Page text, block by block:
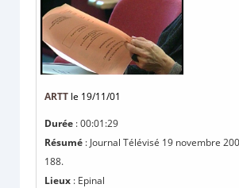
ARTT le 19/11/01
Durée : 00:01:29
Résumé : Journal Télévisé 19 novembre
188.
Lieux : Epinal